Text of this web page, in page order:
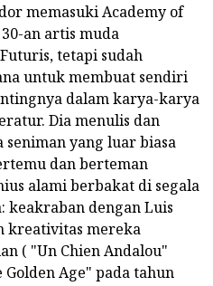
memasuki Academy of
an artis muda
tetapi sudah
untuk membuat sendiri
dalam karya-karya
Dia menulis dan
yang luar biasa
dan berteman
alami berbakat di segala
keakraban dengan Luis
kreativitas mereka
( "Un Chien Andalou"
Age" pada tahun